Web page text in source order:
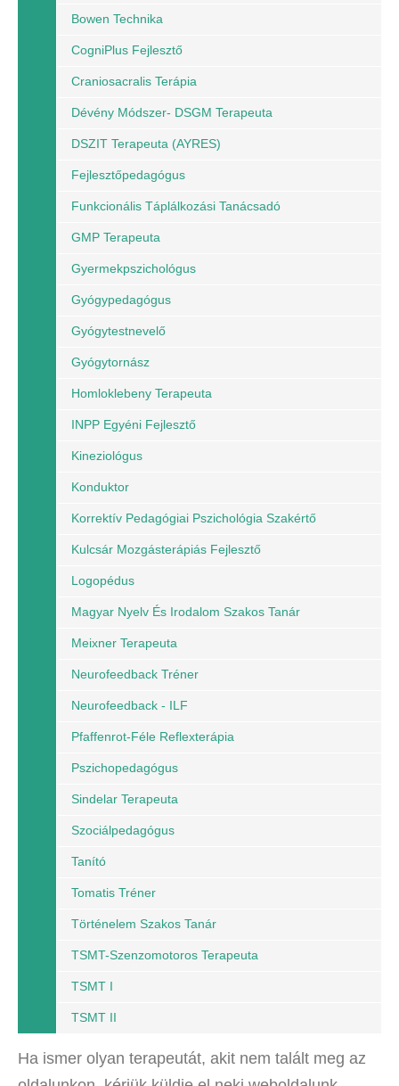
Bowen Technika
CogniPlus Fejlesztő
Craniosacralis Terápia
Dévény Módszer- DSGM Terapeuta
DSZIT Terapeuta (AYRES)
Fejlesztőpedagógus
Funkcionális Táplálkozási Tanácsadó
GMP Terapeuta
Gyermekpszichológus
Gyógypedagógus
Gyógytestnevelő
Gyógytornász
Homloklebeny Terapeuta
INPP Egyéni Fejlesztő
Kineziológus
Konduktor
Korrektív Pedagógiai Pszichológia Szakértő
Kulcsár Mozgásterápiás Fejlesztő
Logopédus
Magyar Nyelv És Irodalom Szakos Tanár
Meixner Terapeuta
Neurofeedback Tréner
Neurofeedback - ILF
Pfaffenrot-Féle Reflexterápia
Pszichopedagógus
Sindelar Terapeuta
Szociálpedagógus
Tanító
Tomatis Tréner
Történelem Szakos Tanár
TSMT-Szenzomotoros Terapeuta
TSMT I
TSMT II
Ha ismer olyan terapeutát, akit nem talált meg az